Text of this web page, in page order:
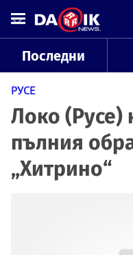
Последни
РУСЕ
Локо (Русе)
пълния
„Хитрино“